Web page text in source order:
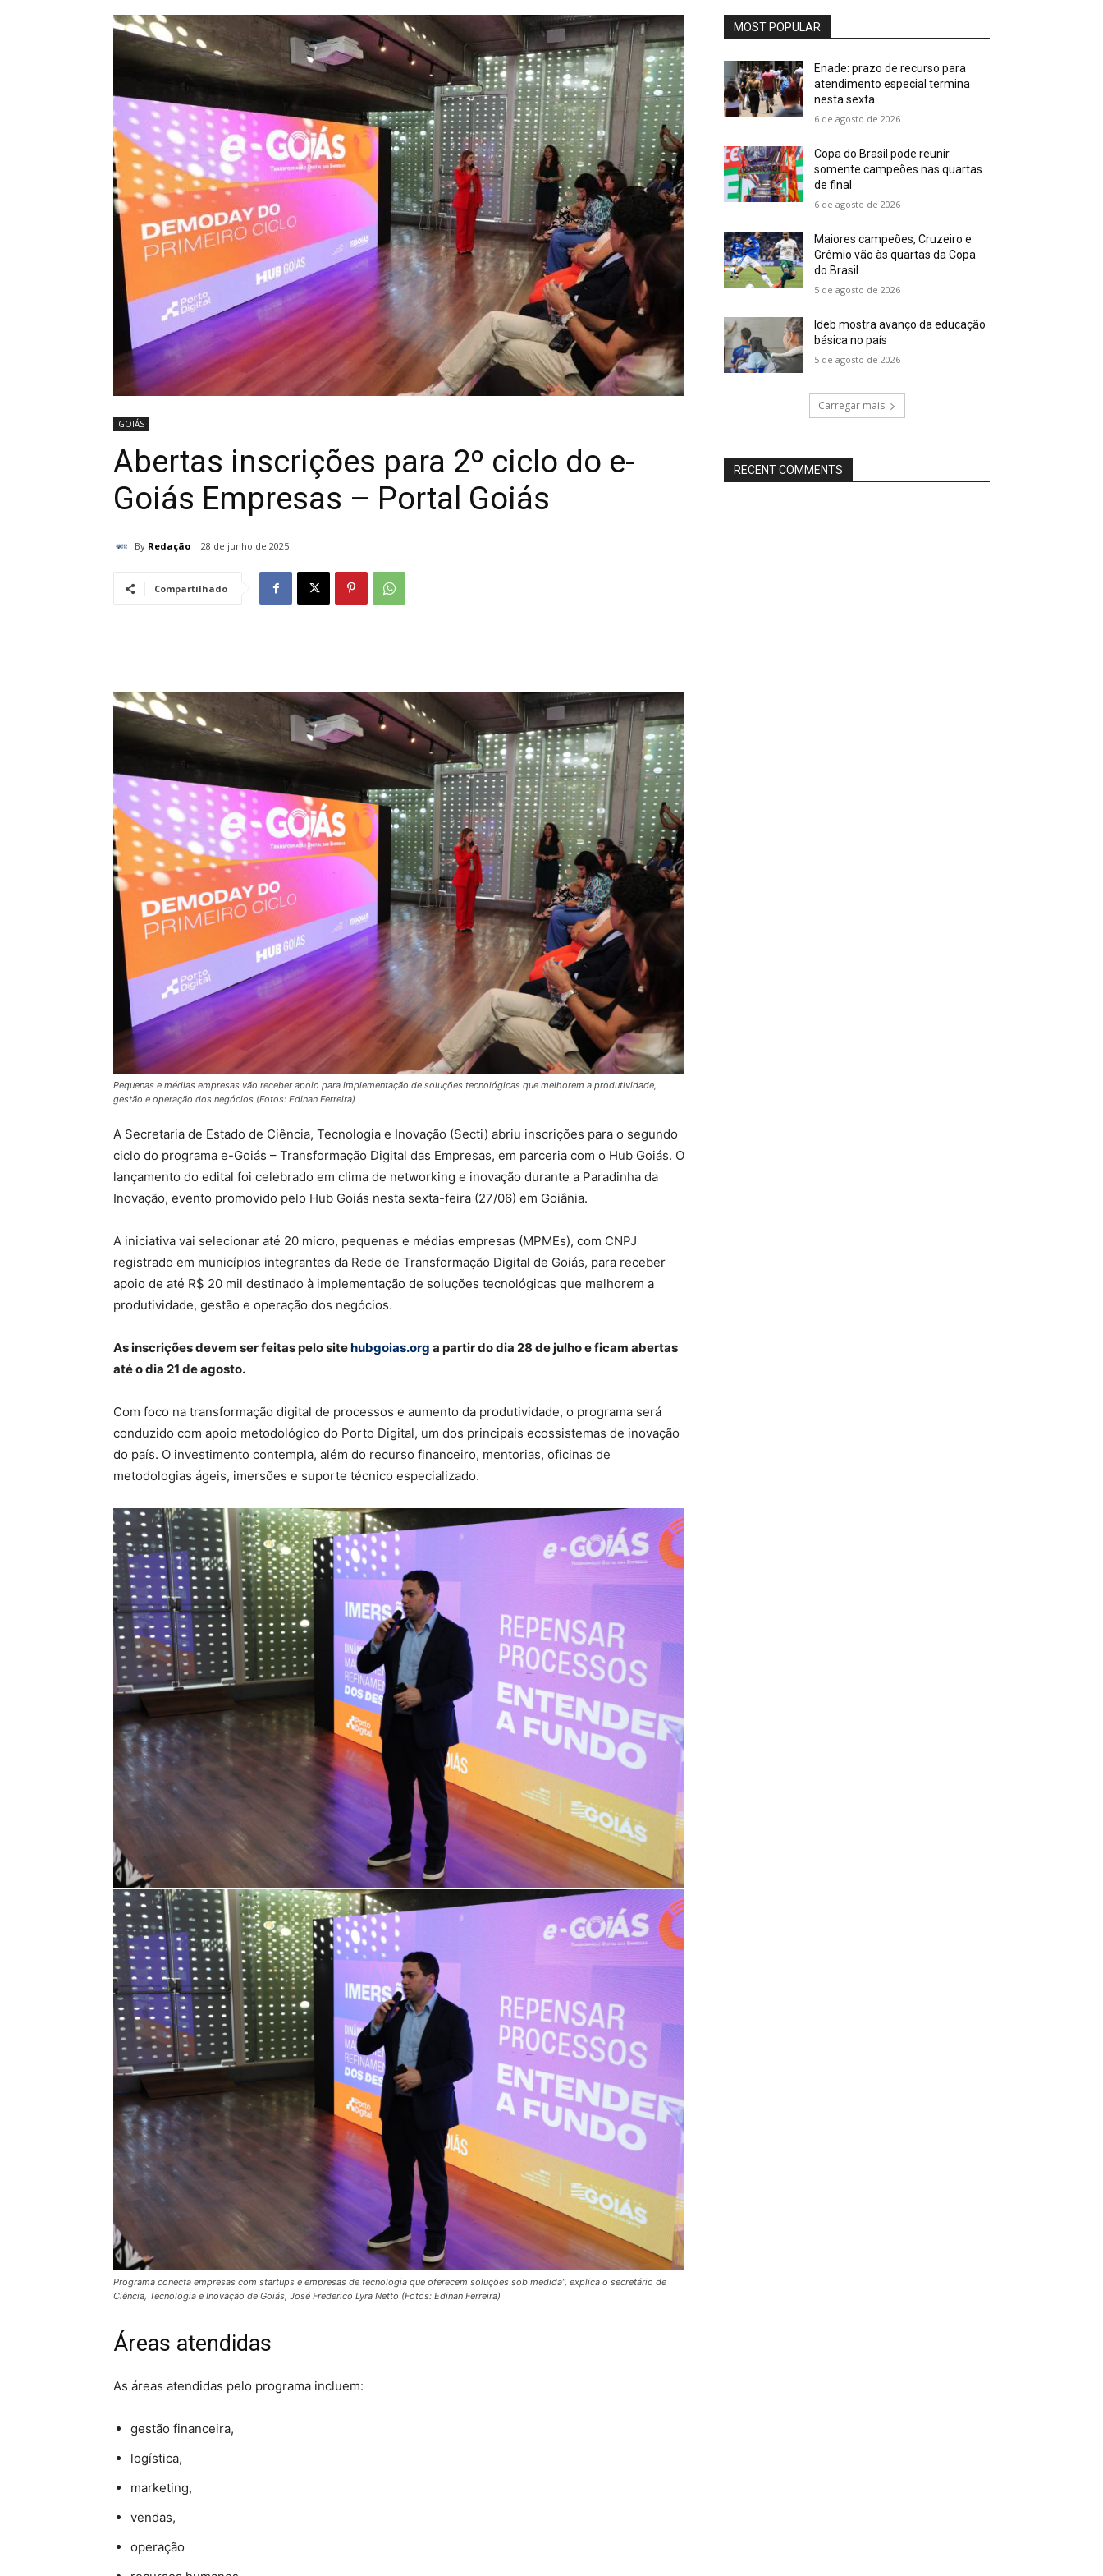
GOIÁS
Abertas inscrições para 2º ciclo do e-
Goiás Empresas – Portal Goiás
By Redação 28 de junho de 2025
Compartilhado
Pequenas e médias empresas vão receber apoio para implementação de soluções tecnológicas que melhorem a produtividade,
gestão e operação dos negócios (Fotos: Edinan Ferreira)
A Secretaria de Estado de Ciência, Tecnologia e Inovação (Secti) abriu inscrições para o segundo
ciclo do programa e-Goiás – Transformação Digital das Empresas, em parceria com o Hub Goiás. O
lançamento do edital foi celebrado em clima de networking e inovação durante a Paradinha da
Inovação, evento promovido pelo Hub Goiás nesta sexta-feira (27/06) em Goiânia.
A iniciativa vai selecionar até 20 micro, pequenas e médias empresas (MPMEs), com CNPJ
registrado em municípios integrantes da Rede de Transformação Digital de Goiás, para receber
apoio de até R$ 20 mil destinado à implementação de soluções tecnológicas que melhorem a
produtividade, gestão e operação dos negócios.
As inscrições devem ser feitas pelo sitehubgoias.org a partir do dia 28 de julho e ficam abertas
até o dia 21 de agosto.
Com foco na transformação digital de processos e aumento da produtividade, o programa será
conduzido com apoio metodológico do Porto Digital, um dos principais ecossistemas de inovação
do país. O investimento contempla, além do recurso financeiro, mentorias, oficinas de
metodologias ágeis, imersões e suporte técnico especializado.
Programa conecta empresas com startups e empresas de tecnologia que oferecem soluções sob medida”, explica o secretário de
Ciência, Tecnologia e Inovação de Goiás, José Frederico Lyra Netto (Fotos: Edinan Ferreira)
Áreas atendidas
As áreas atendidas pelo programa incluem:
gestão financeira,
logística,
marketing,
vendas,
operação
MOST POPULAR
Enade: prazo de recurso para
atendimento especial termina
nesta sexta
6 de agosto de 2026
Copa do Brasil pode reunir
somente campeões nas quartas
de final
6 de agosto de 2026
Maiores campeões, Cruzeiro e
Grêmio vão às quartas da Copa
do Brasil
5 de agosto de 2026
Ideb mostra avanço da educação
básica no país
5 de agosto de 2026
Carregar mais
RECENT COMMENTS